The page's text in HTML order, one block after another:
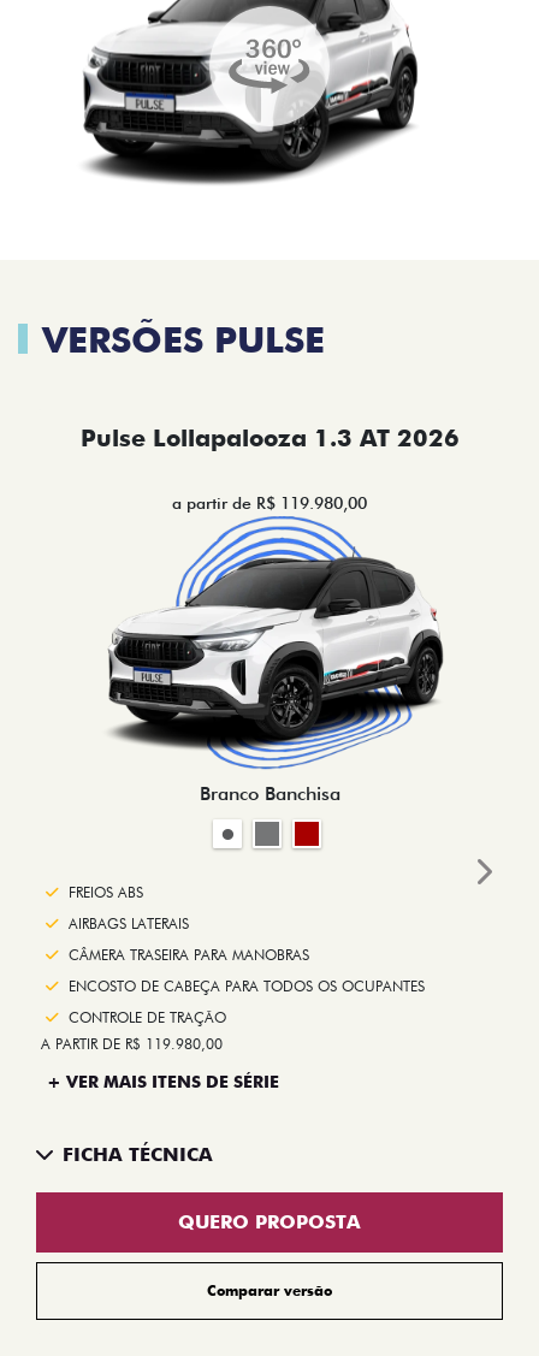
VERSÕES PULSE
Pulse Lollapalooza 1.3 AT 2026
a partir de R$ 119.980,00
Branco Banchisa
FREIOS ABS
AIRBAGS LATERAIS
CÂMERA TRASEIRA PARA MANOBRAS
ENCOSTO DE CABEÇA PARA TODOS OS OCUPANTES
CONTROLE DE TRAÇÃO
A PARTIR DE R$ 119.980,00
+ VER MAIS ITENS DE SÉRIE
FICHA TÉCNICA
QUERO PROPOSTA
Comparar versão
Next